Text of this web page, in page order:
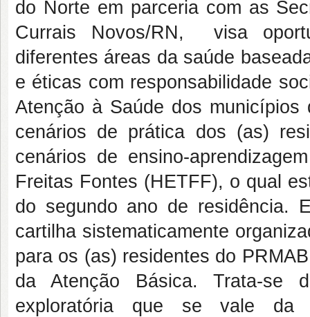
do Norte em parceria com as
Currais Novos/RN, visa
diferentes áreas da saúde
e éticas com responsabilidade
Atenção à Saúde dos
cenários de prática dos (as)
cenários de ensino-
Freitas Fontes (HETFF), o qual
do segundo ano de residência.
cartilha sistematicamente
para os (as) residentes do
da Atenção Básica. Trata-se
exploratória que se vale da